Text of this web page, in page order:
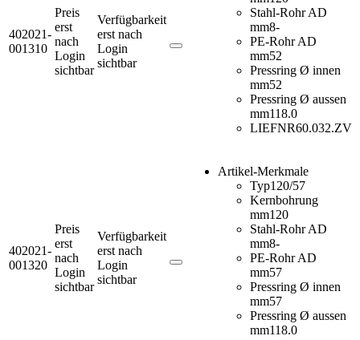
402021-
001310
Preis
erst
nach
Login
sichtbar
Verfügbarkeit
erst nach
Login
sichtbar
Stahl-Rohr AD
mm8-
PE-Rohr AD
mm52
Pressring Ø innen
mm52
Pressring Ø aussen
mm118.0
LIEFNR60.032.ZV
402021-
001320
Preis
erst
nach
Login
sichtbar
Verfügbarkeit
erst nach
Login
sichtbar
Artikel-Merkmale
Typ120/57
Kernbohrung
mm120
Stahl-Rohr AD
mm8-
PE-Rohr AD
mm57
Pressring Ø innen
mm57
Pressring Ø aussen
mm118.0